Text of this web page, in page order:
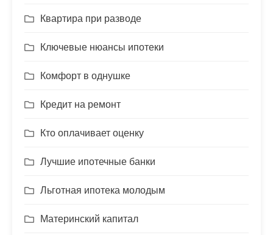
Квартира при разводе
Ключевые нюансы ипотеки
Комфорт в однушке
Кредит на ремонт
Кто оплачивает оценку
Лучшие ипотечные банки
Льготная ипотека молодым
Материнский капитал